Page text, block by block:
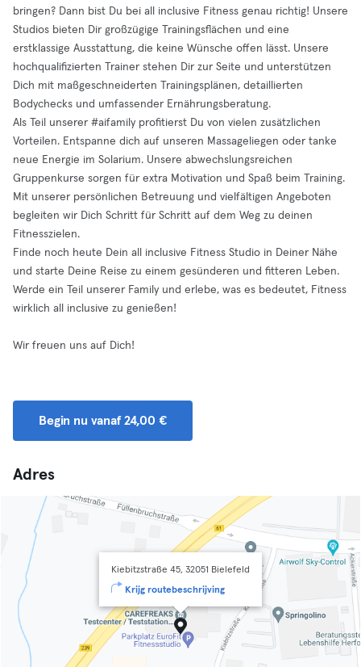
bringen? Dann bist Du bei all inclusive Fitness genau richtig! Unsere
Studios bieten Dir großzügige Trainingsflächen und eine
erstklassige Ausstattung, die keine Wünsche offen lässt. Unsere
hochqualifizierten Trainer stehen Dir zur Seite und unterstützen
Dich mit maßgeschneiderten Trainingsplänen, detaillierten
Bodychecks und umfassender Ernährungsberatung.
Als Teil unserer #aifamily profitierst Du von vielen zusätzlichen
Vorteilen. Entspanne dich auf unseren Massageliegen oder tanke
neue Energie im Solarium. Unsere abwechslungsreichen
Gruppenkurse sorgen für extra Motivation und Spaß beim Training.
Mit unserer persönlichen Betreuung und vielfältigen Angeboten
begleiten wir Dich Schritt für Schritt auf dem Weg zu deinen
Fitnesszielen.
Finde noch heute Dein all inclusive Fitness Studio in Deiner Nähe
und starte Deine Reise zu einem gesünderen und fitteren Leben.
Werde ein Teil unserer Family und erlebe, was es bedeutet, Fitness
wirklich all inclusive zu genießen!
Wir freuen uns auf Dich!
Begin nu vanaf 24,00 €
Adres
Kiebitzstraße 45, 32051 Bielefeld
Krijg routebeschrijving